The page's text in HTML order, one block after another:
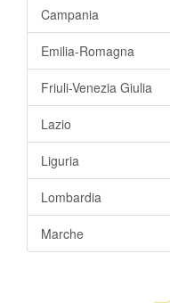
Campania
Emilia-Romagna
Friuli-Venezia Giulia
Lazio
Liguria
Lombardia
Marche